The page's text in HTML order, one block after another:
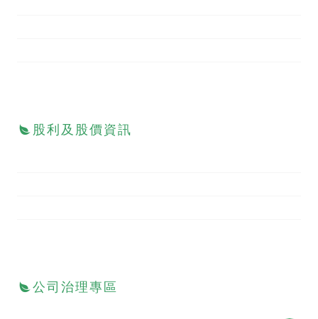
股利及股價資訊
公司治理專區